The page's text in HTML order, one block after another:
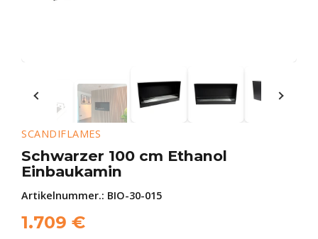
SCANDIFLAMES
Schwarzer 100 cm Ethanol
Einbaukamin
Artikelnummer.: BIO-30-015
1.709 €